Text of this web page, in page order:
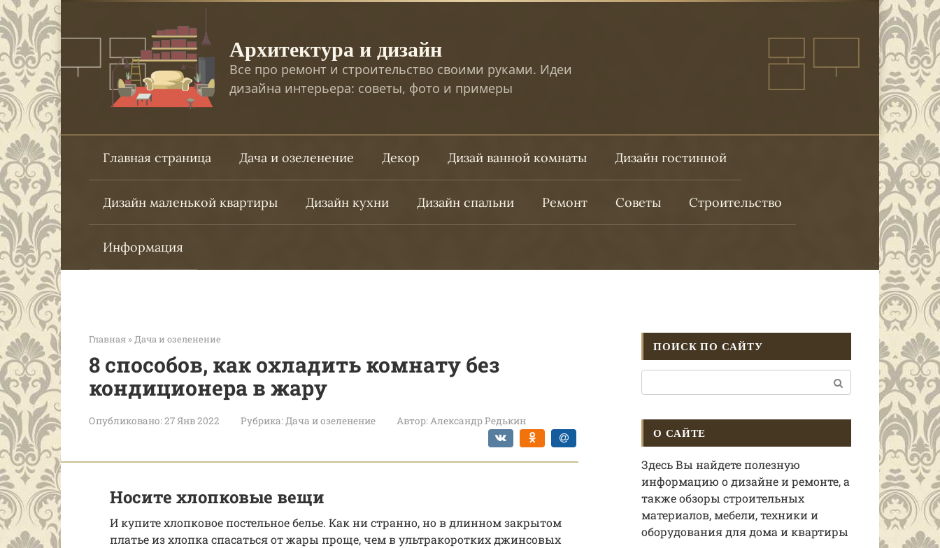
Перейти
к
контенту
Архитектура и дизайн
Все про ремонт и строительство своими руками. Идеи
дизайна интерьера: советы, фото и примеры
Главная страница Дача и озеленение Декор Дизай ванной комнаты Дизайн гостинной
Дизайн маленькой квартиры Дизайн кухни Дизайн спальни Ремонт Советы Строительство
Информация
Главная » Дача и озеленение
8 способов, как охладить комнату без
кондиционера в жару
Опубликовано:27 Янв 2022 Рубрика:Дача и озеленение Автор:Александр Редькин
Носите хлопковые вещи
И купите хлопковое постельное белье. Как ни странно, но в длинном закрытом
платье из хлопка спасаться от жары проще, чем в ультракоротких джинсовых
ПОИСК ПО САЙТУ
О САЙТЕ
Здесь Вы найдете полезную
информацию о дизайне и ремонте, а
также обзоры строительных
материалов, мебели, техники и
оборудования для дома и квартиры